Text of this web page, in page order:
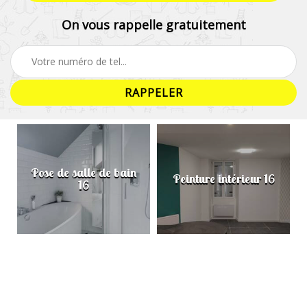
On vous rappelle gratuitement
Pose de salle de bain
16 Peinture intérieur 16